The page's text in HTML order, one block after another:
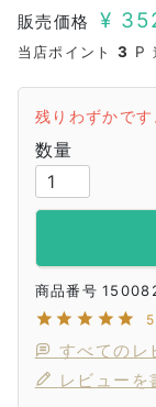
販売価格 ¥
当店ポイント 3 P
残りわずかです
商品番号
すべてのレ
レビューを